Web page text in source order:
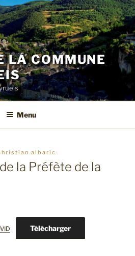
LA COMMUNE
Menu
albaric
la Préfète de la
Télécharger